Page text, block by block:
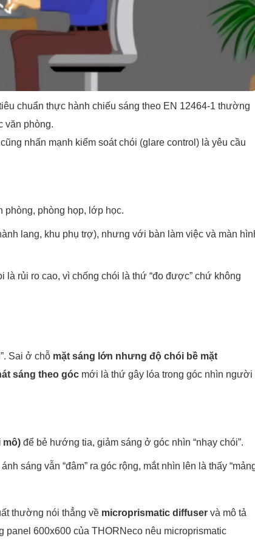
chuẩn thực hành chiếu sáng theo EN 12464-1 thường
văn phòng.
nhấn mạnh kiểm soát chói (glare control) là yêu cầu
phòng, phòng họp, lớp học.
lang, khu phụ trợ), nhưng với bàn làm việc và màn
là rủi ro cao, vì chống chói là thứ “đo được” chứ không
Sai ở chỗ mặt sáng lớn nhưng độ chói bề mặt
sáng theo góc mới là thứ gây lóa trong góc nhìn người
mô) để bẻ hướng tia, giảm sáng ở góc nhìn “nhạy chói”.
sáng vẫn “đâm” ra góc rộng, mắt nhìn lên là thấy
thường nói thẳng về microprismatic diffuser và mô tả
panel 600x600 của THORNeco nêu microprismatic